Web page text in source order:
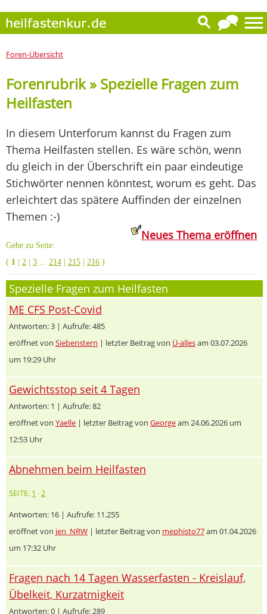
Foren-Übersicht
Forenrubrik » Spezielle Fragen zum
Heilfasten
In diesem Unterforum kannst du Fragen zum
Thema Heilfasten stellen. Es wäre schön, wenn
du gleich in der Überschrift ein paar eindeutige
Stichwörter nennen könntest, worum es geht. Das
erleichtert das spätere Auffinden der einzelnen
Themen :-)
Neues Thema eröffnen
Gehe zu Seite:
( 1 2 3 214 215 216 )
Spezielle Fragen zum Heilfasten
ME CFS Post-Covid
Antworten: 3 | Aufrufe: 485
eröffnet von Siebenstern | letzter Beitrag von Ü-allesam 03.07.2026
um 19:29 Uhr
Gewichtsstop seit 4 Tagen
Antworten: 1 | Aufrufe: 82
eröffnet von Yaelle | letzter Beitrag von Georgeam 24.06.2026 um
12:53 Uhr
Abnehmen beim Heilfasten
SEITE: 1 ·2
Antworten: 16 | Aufrufe: 11.255
eröffnet von jen_NRW | letzter Beitrag von mephisto77am 01.04.2026
um 17:32 Uhr
Fragen nach 14 Tagen Wasserfasten - Kreislauf,
Übelkeit, Kurzatmigkeit
Antworten: 0 | Aufrufe: 289